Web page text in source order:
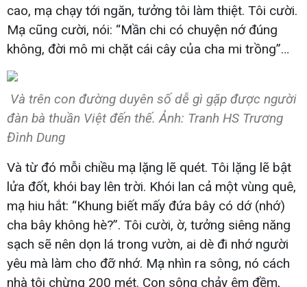
cao, mạ chạy tới ngăn, tưởng tôi làm thiệt. Tôi cười.
Mạ cũng cười, nói: “Mần chi có chuyện nớ đúng
không, đời mô mi chặt cái cây của cha mi trồng”…
Và trên con đường duyên số dễ gì gặp được người
đàn bà thuần Việt đến thế. Ảnh: Tranh HS Trương
Đình Dung
Và từ đó mỗi chiều mạ lặng lẽ quét. Tôi lặng lẽ bật
lửa đốt, khói bay lên trời. Khói lan cả một vùng quê,
mạ hiu hắt: “Khung biết mấy đứa bây có dớ (nhớ)
cha bây không hè?”. Tôi cười, ờ, tưởng siêng năng
sạch sẽ nên dọn lá trong vườn, ai dè đi nhớ người
yêu mà làm cho đỡ nhớ. Mạ nhìn ra sông, nó cách
nhà tôi chừng 200 mét. Con sông chảy êm đềm,